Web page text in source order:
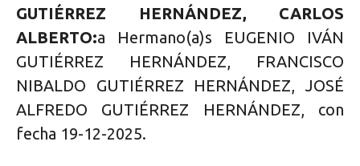
GUTIÉRREZ HERNÁNDEZ, CARLOS
ALBERTO:a Hermano(a)s EUGENIO IVÁN
GUTIÉRREZ HERNÁNDEZ, FRANCISCO
NIBALDO GUTIÉRREZ HERNÁNDEZ, JOSÉ
ALFREDO GUTIÉRREZ HERNÁNDEZ, con
fecha 19-12-2025.